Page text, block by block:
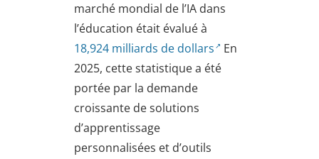
marché mondial de l’IA dans
l’éducation était évalué à
18,924 milliards de dollars
En
2025, cette statistique a été
portée par la demande
croissante de solutions
d’apprentissage
personnalisées et d’outils